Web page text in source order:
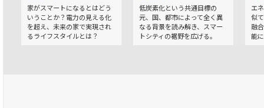
家がスマートになるとはどう
いうことか？電力の見える化
を超え、未来の家で実現され
るライフスタイルとは？
低炭素化という共通目標の
元、国、都市によって全く異
なる背景を読み解き、スマー
トシティの裾野を広げる。
エ
似
融
能